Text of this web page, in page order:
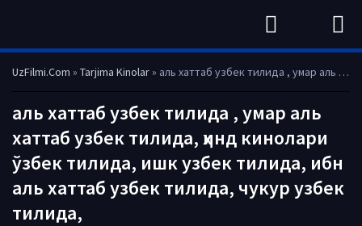
UzFilmi.Com » Tarjima Kinolar» аль хаттаб узбек тилида , умар аль хаттаб узбек тилида, ҳинд кинолари ўзбек тилида, ишк узбек тилида, ибн аль хаттаб узбек тилида, чукур узбек тилида,
аль хаттаб узбек тилида , умар аль
хаттаб узбек тилида, ҳинд кинолари
ўзбек тилида, ишк узбек тилида, ибн
аль хаттаб узбек тилида, чукур узбек
тилида,